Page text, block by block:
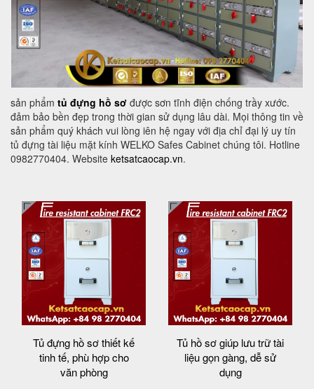
sản phẩm tủ đựng hồ sơ được sơn tĩnh điện chống trầy xước.
đảm bảo bền đẹp trong thời gian sử dụng lâu dài. Mọi thông tin về
sản phẩm quý khách vui lòng iên hệ ngay với địa chỉ đại lý uy tín
tủ đựng tài liệu mặt kính WELKO Safes Cabinet chúng tôi. Hotline
0982770404. Website ketsatcaocap.vn.
Tủ đựng hồ sơ thiết kế
tinh tế, phù hợp cho
văn phòng
Tủ hồ sơ giúp lưu trữ tài
liệu gọn gàng, dễ sử
dụng